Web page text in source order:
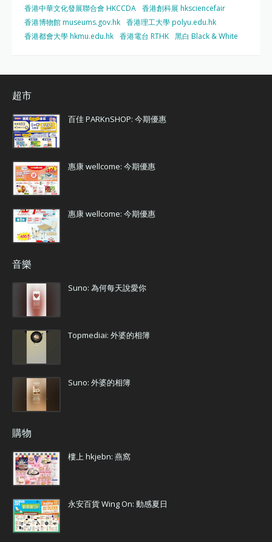
香港中華文化發展聯合會 HKCCDA 香港創科展 hksciencefair
香港博物館 museums.gov.hk 香港理工大學 polyu.edu.hk
香港都會大學 hkmu.edu.hk 香港電台 RTHK 黑白 Black & White
超市
百佳 PARKnSHOP: 今期優惠
惠康 wellcome: 今期優惠
惠康 wellcome: 今期優惠
音樂
Suno: 為何每天說愛你
Topmediai: 外婆的相簿
Suno: 外婆的相簿
購物
樓上 hkjebn: 燕窩
永安百貨 Wing On: 動感夏日